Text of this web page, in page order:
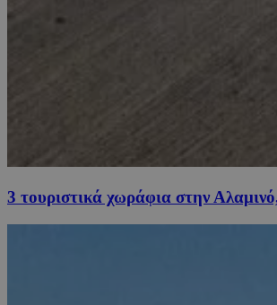
3 τουριστικά χωράφια στην